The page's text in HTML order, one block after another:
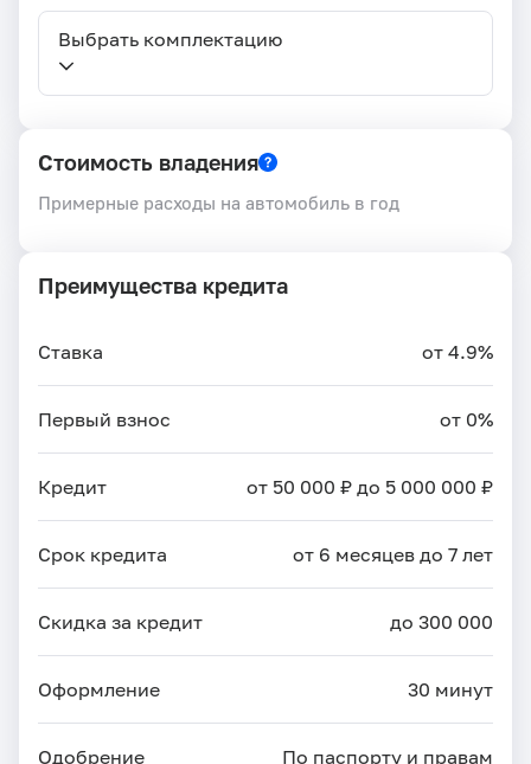
Выбрать комплектацию
Стоимость владения
Примерные расходы на автомобиль в год
Преимущества кредита
Ставка от 4.9%
Первый взнос от 0%
Кредит от 50 000 ₽ до 5 000 000 ₽
Срок кредита от 6 месяцев до 7 лет
Скидка за кредит до 300 000
Оформление 30 минут
Одобрение По паспорту и правам